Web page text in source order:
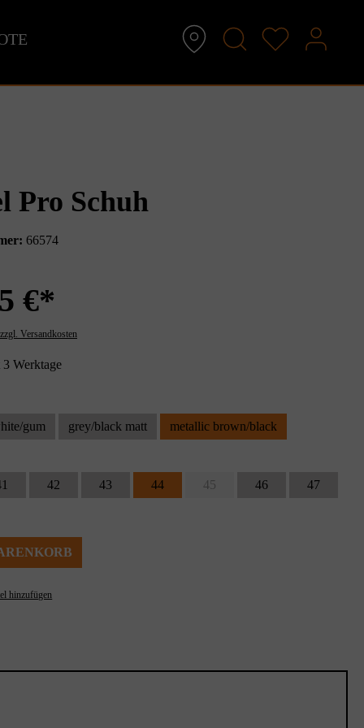
Pro Schuh
66574
€*
Versandkosten
3 Werktage
gum
grey/black matt metallic brown/black
42 43 44 45 46
47
hinzufügen